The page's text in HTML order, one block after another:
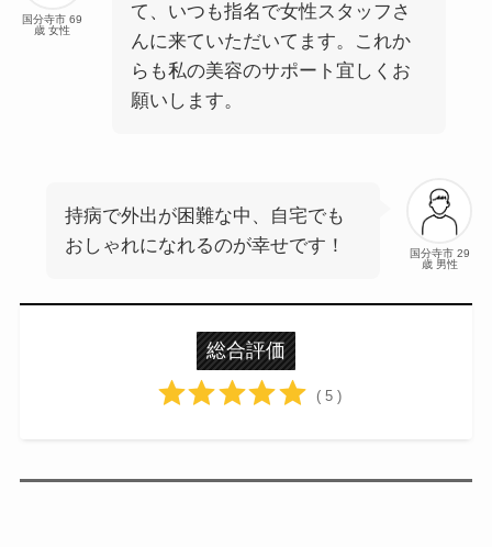
国分寺市 69
歳 女性
て、いつも指名で女性スタッフさ
んに来ていただいてます。これか
らも私の美容のサポート宜しくお
願いします。
国分寺市 29
歳 男性
持病で外出が困難な中、自宅でも
おしゃれになれるのが幸せです！
総合評価
( 5 )